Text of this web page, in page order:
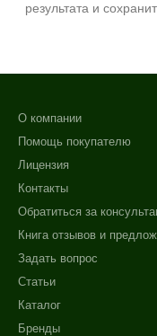
результата и
О компании
Помощь покупателю
Лицензия
Контакты
Обратиться за
Книга отзывов и
Задать вопрос
Статьи
Каталог
Бренды